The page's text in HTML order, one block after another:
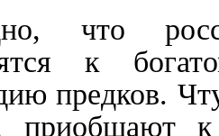
что
к
предков.
приобщают